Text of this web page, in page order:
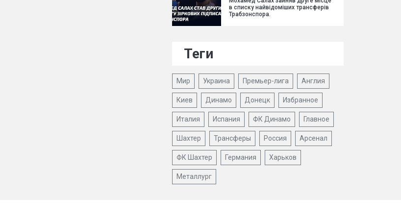
в списку найвідоміших трансферів
Трабзонспора.
Теги
Мир Украина Премьер-лига Англия
Киев Динамо Донецк Избранное
Италия Испания ФК Динамо Главное
Шахтер Трансферы Россия Арсенал
ФК Шахтер Германия Харьков
Металлург